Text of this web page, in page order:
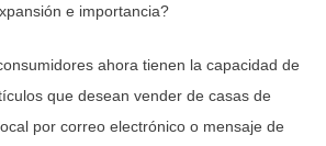
e importancia?
ahora tienen la capacidad de
que desean vender de casas de
por correo electrónico o mensaje de